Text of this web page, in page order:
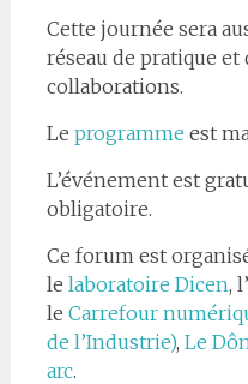
Cette journée sera
réseau de pratique
collaborations.
Le programme est
L’événement est
obligatoire.
Ce forum est
le laboratoire Dicen, l’
le Carrefour
de l’Industrie), Le
arc.